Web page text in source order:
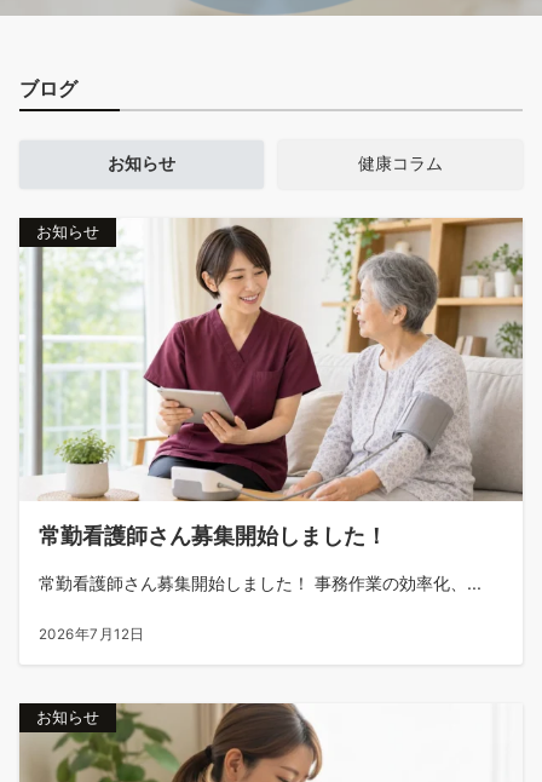
ブログ
お知らせ 健康コラム
お知らせ
常勤看護師さん募集開始しました！
常勤看護師さん募集開始しました！ 事務作業の効率化、...
2026年7月12日
お知らせ